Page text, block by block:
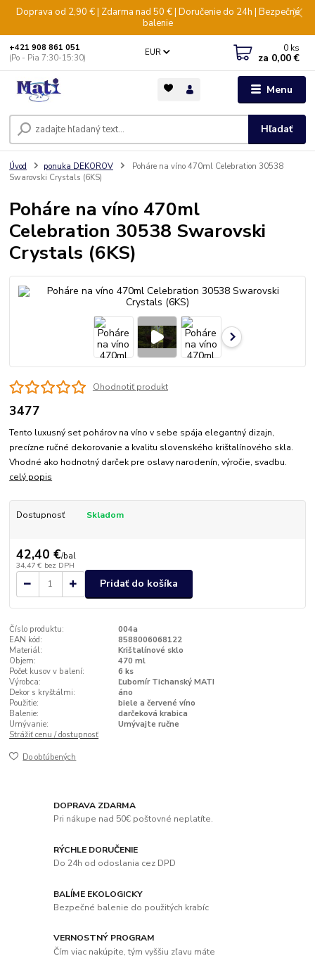
Doprava od 2,90 € | Zdarma nad 50 € | Doručenie do 24h | Bezpečné
balenie
Menu
EUR
Hľadať
+421 908 861 051
(Po - Pia 7:30-15:30)
0 ks
za 0,00 €
Úvod ponuka DEKOROV
Poháre na víno 470ml Celebration 30538
Swarovski Crystals (6KS)
Poháre na víno 470ml
Celebration 30538 Swarovski
Crystals (6KS)
Ohodnotiť produkt
3477
Tento luxusný set pohárov na víno v sebe spája elegantný dizajn,
precízne ručné dekorovanie a kvalitu slovenského krištalínového skla.
Vhodné ako hodnotný darček pre oslavy narodenín, výročie, svadbu.
celý popis
Dostupnosť Skladom
42,40 €/bal
34,47 € bez DPH
Pridať do košíka
Číslo produktu:
004a
EAN kód:
8588006068122
Materiál:
Krištalínové sklo
Objem:
470 ml
Počet kusov v balení:
6 ks
Výrobca:
Ľubomír Tichanský MATI
Dekor s kryštálmi:
áno
Použitie:
biele a červené víno
Balenie:
darčeková krabica
Umývanie:
Umývajte ručne
Strážiť cenu / dostupnosť
Do obľúbených
DOPRAVA ZDARMA
Pri nákupe nad 50€ poštovné neplatíte.
RÝCHLE DORUČENIE
Do 24h od odoslania cez DPD
BALÍME EKOLOGICKY
Bezpečné balenie do použitých krabíc
VERNOSTNÝ PROGRAM
Čím viac nakúpite, tým vyššiu zľavu máte